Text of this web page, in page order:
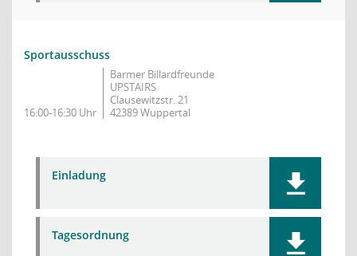
Sportausschuss
16:00-16:30 Uhr
Barmer Billardfreunde
UPSTAIRS
Clausewitzstr. 21
42389 Wuppertal
Einladung
Tagesordnung